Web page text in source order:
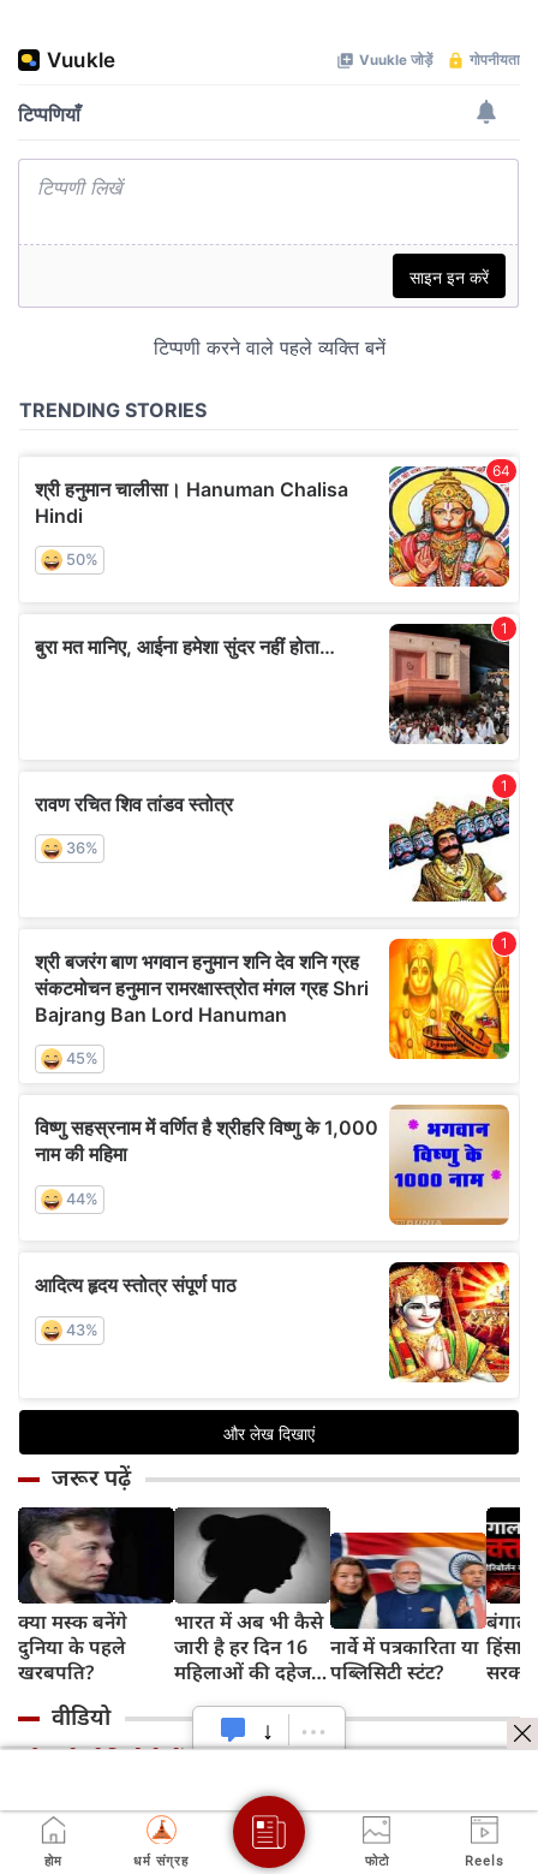
जरूर पढ़ें
क्या मस्क बनेंगे
दुनिया के पहले
खरबपति?
भारत में अब भी कैसे
जारी है हर दिन 16
महिलाओं की दहेज
नार्वे में पत्रकारिता या
पब्लिसिटी स्टंट?
बंगाल
हिंसा
वीडियो
और भी वीडियो देखें
होम धर्म संग्रह फोटो Reels